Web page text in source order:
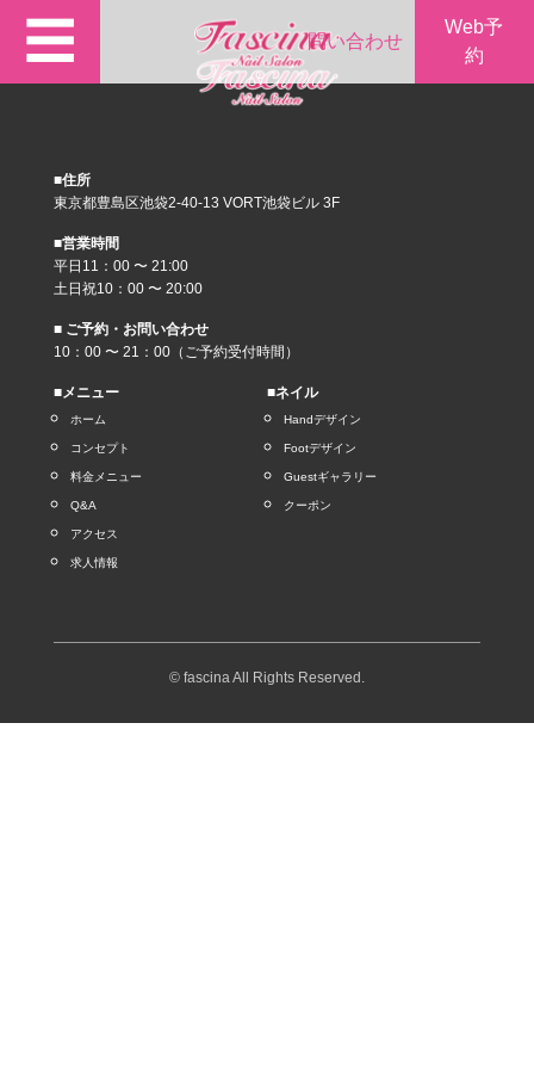
☰ 問い合わせ
Web予
約
■住所
東京都豊島区池袋2-40-13 VORT池袋ビル 3F
■営業時間
平日11：00 〜 21:00
土日祝10：00 〜 20:00
■ ご予約・お問い合わせ
10：00 〜 21：00（ご予約受付時間）
■メニュー
ホーム
コンセプト
料金メニュー
Q&A
アクセス
求人情報
■ネイル
Handデザイン
Footデザイン
Guestギャラリー
クーポン
© fascina All Rights Reserved.